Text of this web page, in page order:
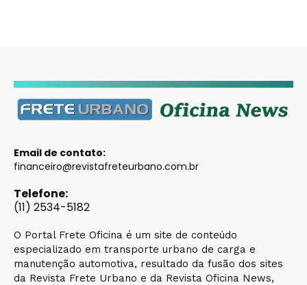
Email de contato:
financeiro@revistafreteurbano.com.br
Telefone:
(11) 2534-5182
O Portal Frete Oficina é um site de conteúdo
especializado em transporte urbano de carga e
manutenção automotiva, resultado da fusão dos sites
da Revista Frete Urbano e da Revista Oficina News,